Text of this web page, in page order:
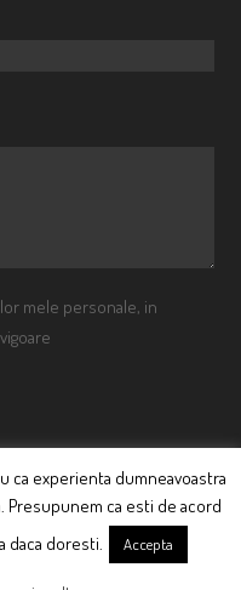
mele personale, in
Ciutacesc.
experienta dumneavoastra
Presupunem ca esti de acord
daca doresti.
Accepta